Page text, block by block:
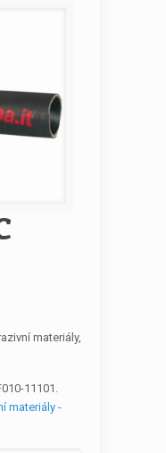
materiály,
11101 .
materiály -